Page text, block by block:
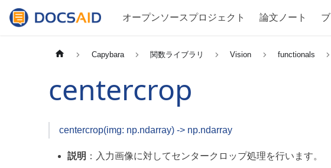
オープンソースプロジェクト 論文ノート
Capybara 関数ライブラリ Vision functionals
centercrop
centercrop(img: np.ndarray) -> np.ndarray
説明 ：入力画像に対してセンタークロップ処理を行います。